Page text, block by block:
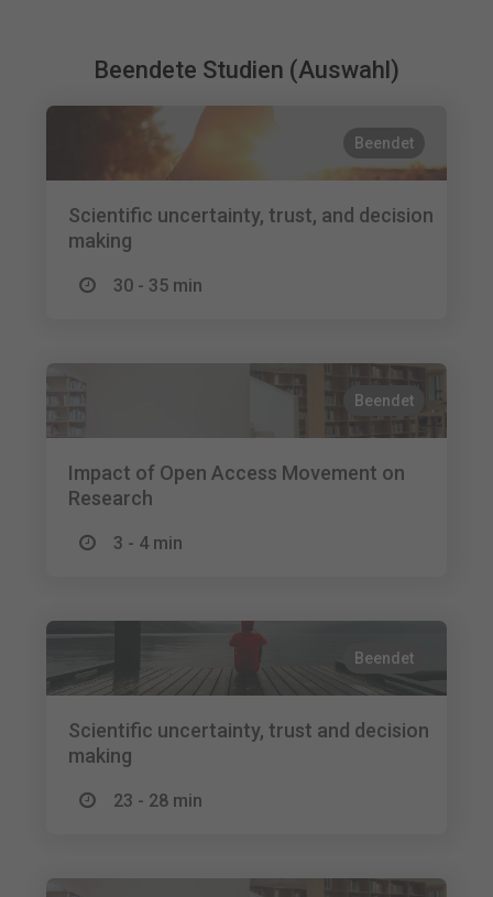
Beendete Studien (Auswahl)
Beendet
Scientific uncertainty, trust, and decision
making
30 - 35 min
Beendet
Impact of Open Access Movement on
Research
3 - 4 min
Beendet
Scientific uncertainty, trust and decision
making
23 - 28 min